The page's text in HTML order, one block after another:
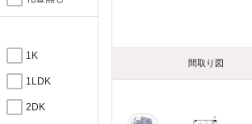
1K
1LDK
2DK
間取り図